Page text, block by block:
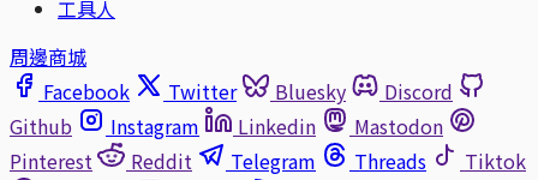
工具人
周邊商城
Facebook
Twitter Bluesky
Discord
Github
Instagram Linkedin
Mastodon
Pinterest
Reddit Telegram Threads
Tiktok